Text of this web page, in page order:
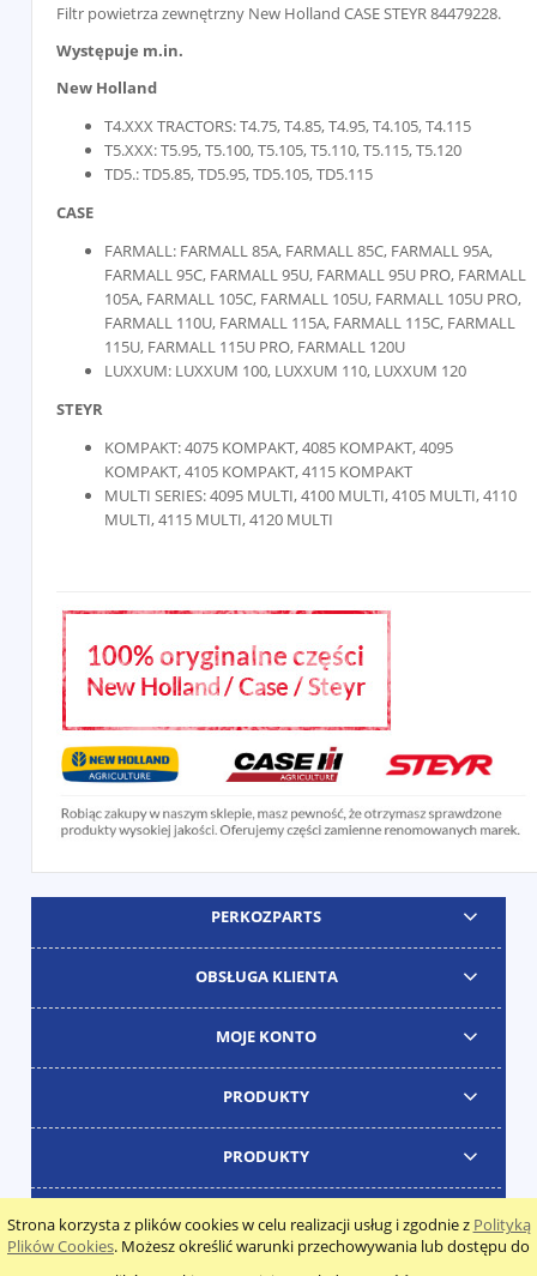
Strona korzysta z plików cookies w celu realizacji usług i zgodnie z Polityką
Plików Cookies. Możesz określić warunki przechowywania lub dostępu do
Filtr powietrza zewnętrzny New Holland CASE STEYR 84479228.
Występuje m.in.
New Holland
T4.XXX TRACTORS: T4.75, T4.85, T4.95, T4.105, T4.115
T5.XXX: T5.95, T5.100, T5.105, T5.110, T5.115, T5.120
TD5.: TD5.85, TD5.95, TD5.105, TD5.115
CASE
FARMALL: FARMALL 85A, FARMALL 85C, FARMALL 95A,
FARMALL 95C, FARMALL 95U, FARMALL 95U PRO, FARMALL
105A, FARMALL 105C, FARMALL 105U, FARMALL 105U PRO,
FARMALL 110U, FARMALL 115A, FARMALL 115C, FARMALL
115U, FARMALL 115U PRO, FARMALL 120U
LUXXUM: LUXXUM 100, LUXXUM 110, LUXXUM 120
STEYR
KOMPAKT: 4075 KOMPAKT, 4085 KOMPAKT, 4095
KOMPAKT, 4105 KOMPAKT, 4115 KOMPAKT
MULTI SERIES: 4095 MULTI, 4100 MULTI, 4105 MULTI, 4110
MULTI, 4115 MULTI, 4120 MULTI
PERKOZPARTS
OBSŁUGA KLIENTA
MOJE KONTO
PRODUKTY
PRODUKTY